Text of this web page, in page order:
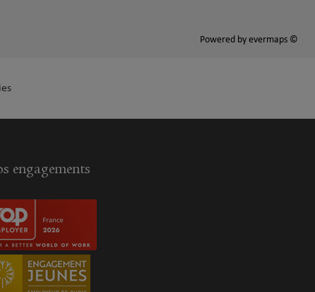
Powered by evermaps ©
engagements